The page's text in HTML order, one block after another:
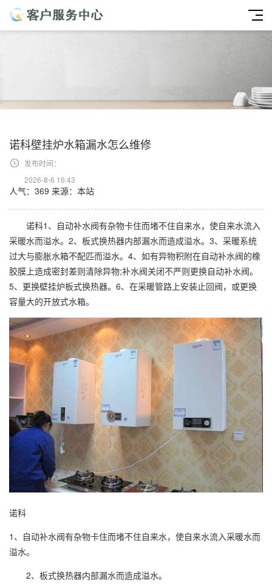
诺科壁挂炉水箱漏水怎么维修
发布时间：
2026-8-6 16:43
人气：369 来源：本站
诺科1、自动补水阀有杂物卡住而堵不住自来水，使自来水流入
采暖水而溢水。2、板式换热器内部漏水而造成溢水。3、采暖系统
过大与膨胀水箱不配匹而溢水。4、如有异物积附在自动补水阀的橡
胶膜上造成密封差则清除异物;补水阀关闭不严则更换自动补水阀。
5、更换壁挂炉板式换热器。6、在采暖管路上安装止回阀，或更换
容量大的开放式水箱。
诺科
1、自动补水阀有杂物卡住而堵不住自来水，使自来水流入采暖水而
溢水。
2、板式换热器内部漏水而造成溢水。